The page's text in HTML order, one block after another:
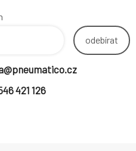
odebírat
421 126